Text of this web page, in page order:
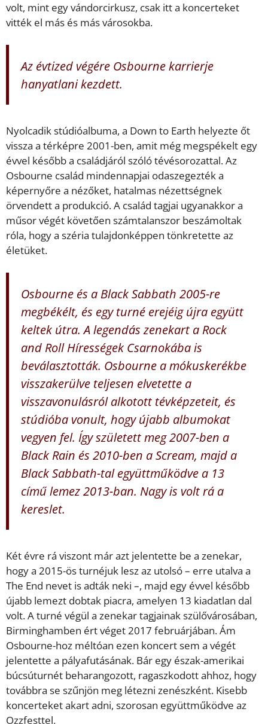
volt, mint egy vándorcirkusz, csak itt a koncerteket
vitték el más és más városokba.
Az évtized végére Osbourne karrierje
hanyatlani kezdett.
Nyolcadik stúdióalbuma, a Down to Earth helyezte őt
vissza a térképre 2001-ben, amit még megspékelt egy
évvel később a családjáról szóló tévésorozattal. Az
Osbourne család mindennapjai odaszegezték a
képernyőre a nézőket, hatalmas nézettségnek
örvendett a produkció. A család tagjai ugyanakkor a
műsor végét követően számtalanszor beszámoltak
róla, hogy a széria tulajdonképpen tönkretette az
életüket.
Osbourne és a Black Sabbath 2005-re
megbékélt, és egy turné erejéig újra együtt
keltek útra. A legendás zenekart a Rock
and Roll Hírességek Csarnokába is
beválasztották. Osbourne a mókuskerékbe
visszakerülve teljesen elvetette a
visszavonulásról alkotott tévképzeteit, és
stúdióba vonult, hogy újabb albumokat
vegyen fel. Így született meg 2007-ben a
Black Rain és 2010-ben a Scream, majd a
Black Sabbath-tal együttműködve a 13
című lemez 2013-ban. Nagy is volt rá a
kereslet.
Két évre rá viszont már azt jelentette be a zenekar,
hogy a 2015-ös turnéjuk lesz az utolsó – erre utalva a
The End nevet is adták neki –, majd egy évvel később
újabb lemezt dobtak piacra, amelyen 13 kiadatlan dal
volt. A turné végül a zenekar tagjainak szülővárosában,
Birminghamben ért véget 2017 februárjában. Ám
Osbourne-hoz méltóan ezen koncert sem a végét
jelentette a pályafutásának. Bár egy észak-amerikai
búcsúturnét beharangozott, ragaszkodott ahhoz, hogy
továbbra se szűnjön meg létezni zenészként. Kisebb
koncerteket akart adni, szorosan együttműködve az
Ozzfesttel.